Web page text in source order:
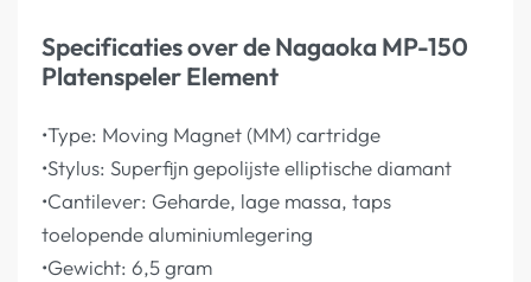
Specificaties over de Nagaoka MP-150
Platenspeler Element
•Type: Moving Magnet (MM) cartridge
•Stylus: Superfijn gepolijste elliptische diamant
•Cantilever: Geharde, lage massa, taps
toelopende aluminiumlegering
•Gewicht: 6,5 gram